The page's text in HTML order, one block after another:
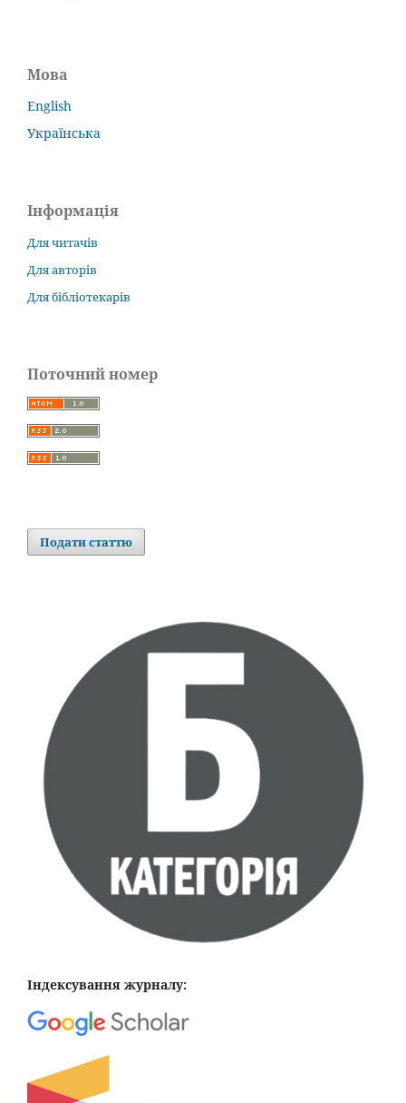
Мова
English
Українська
Інформація
Для читачів
Для авторів
Для бібліотекарів
Поточний номер
Подати статтю
Індексування журналу: